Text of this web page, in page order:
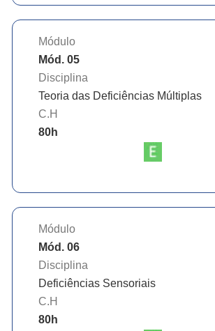
Módulo
Mód. 05
Disciplina
Teoria das Deficiências Múltiplas
C.H
80h
Módulo
Mód. 06
Disciplina
Deficiências Sensoriais
C.H
80h